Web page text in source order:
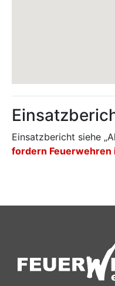
Einsatzbericht siehe
fordern Feuerwehren